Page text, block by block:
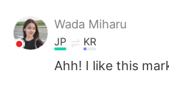
Wada Miharu
JP KR
Ahh! I like this